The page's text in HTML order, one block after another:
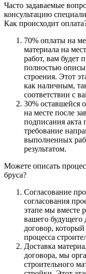
Часто задаваемые
консультацию
Как происходит
70% оплаты на
материала на
работ, вам будет
полностью
строения. Этот
как наличным,
соответствии с
30% оставшейся
на месте после
подписания акта
требование
выполненных
результатом.
Можете описать
бруса?
Согласование
согласования
этапе мы вместе
вашего будущего
договор, который
процесса
Доставка
договора, мы
строительного